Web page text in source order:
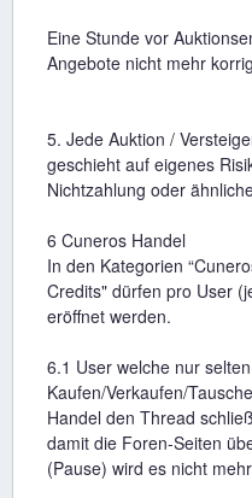
Eine Stunde vor
Angebote nicht mehr
5. Jede Auktion /
geschieht auf eigenes
Nichtzahlung oder
6 Cuneros Handel
In den Kategorien
Credits" dürfen pro User
eröffnet werden.
6.1 User welche nur
Kaufen/Verkaufen/
Handel den Thread
damit die Foren-Seiten
(Pause) wird es nicht